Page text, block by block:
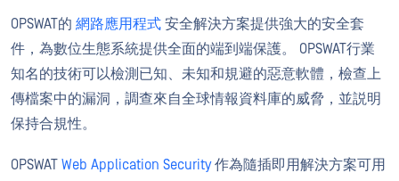
OPSWAT的 網路應用程式 安全解決方案提供強大的安全套
件，為數位生態系統提供全面的端到端保護。 OPSWAT行業
知名的技術可以檢測已知、未知和規避的惡意軟體，檢查上
傳檔案中的漏洞，調查來自全球情報資料庫的威脅，並説明
保持合規性。
OPSWAT Web Application Security作為隨插即用解決方案可用